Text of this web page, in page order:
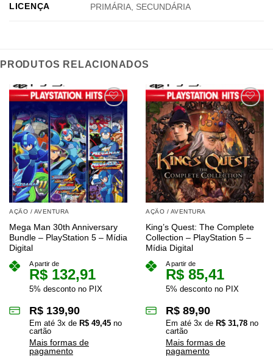
LICENÇA PRIMÁRIA, SECUNDÁRIA
PRODUTOS RELACIONADOS
AÇÃO / AVENTURA
Mega Man 30th Anniversary
Bundle – PlayStation 5 – Mídia
Digital
A partir de
R$ 132,91
5% desconto no PIX
R$ 139,90
Em até 3x de R$ 49,45 no
cartão
Mais formas de
pagamento
AÇÃO / AVENTURA
King’s Quest: The Complete
Collection – PlayStation 5 –
Mídia Digital
A partir de
R$ 85,41
5% desconto no PIX
R$ 89,90
Em até 3x de R$ 31,78 no
cartão
Mais formas de
pagamento